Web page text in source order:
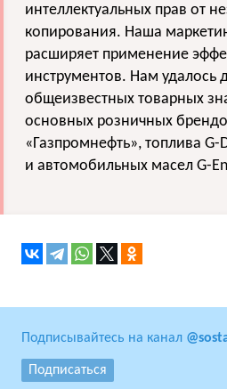
интеллектуальных прав от
копирования. Наша
расширяет применение
инструментов. Нам удалось
общеизвестных товарных
основных розничных
«Газпромнефть», топлива G-
и автомобильных масел G-
Подписывайтесь на канал
Подписаться